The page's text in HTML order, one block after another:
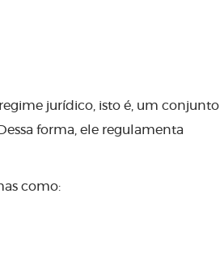
jurídico, isto é, um conjunto
forma, ele regulamenta
como: